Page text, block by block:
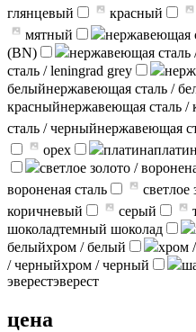
глянцевый
красный
мятный
нержавеющая
(BN)
нержавеющая сталь
сталь / leningrad grey
белыйнержавеющая сталь /
красныйнержавеющая сталь /
сталь / черныйнержавеющая
орех
платина
светлое золото /
вороненая сталь
светлое
коричневый
серый
шоколадтемный шоколад
белыйхром / белый хром
/ черныйхром / черный
эверестэверест
цена